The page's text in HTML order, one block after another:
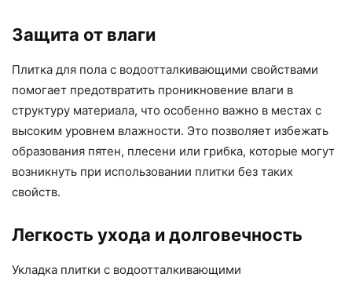
Защита от влаги
Плитка для пола с водоотталкивающими свойствами
помогает предотвратить проникновение влаги в
структуру материала, что особенно важно в местах с
высоким уровнем влажности. Это позволяет избежать
образования пятен, плесени или грибка, которые могут
возникнуть при использовании плитки без таких
свойств.
Легкость ухода и долговечность
Укладка плитки с водоотталкивающими